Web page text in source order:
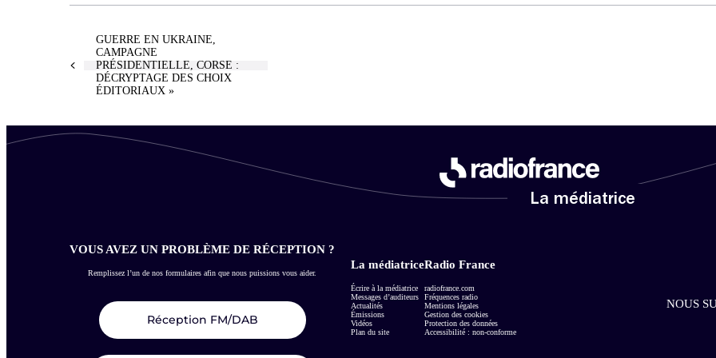
GUERRE EN UKRAINE,
CAMPAGNE
PRÉSIDENTIELLE, CORSE :
DÉCRYPTAGE DES CHOIX
ÉDITORIAUX »
La médiatrice
VOUS AVEZ UN PROBLÈME DE RÉCEPTION ?
Remplissez l’un de nos formulaires afin que nous puissions vous aider.
Réception FM/DAB
La médiatrice
Écrire à la médiatrice
Messages d’auditeurs
Actualités
Émissions
Vidéos
Plan du site
Radio France
radiofrance.com
Fréquences radio
Mentions légales
Gestion des cookies
Protection des données
Accessibilité : non-conforme
NOUS